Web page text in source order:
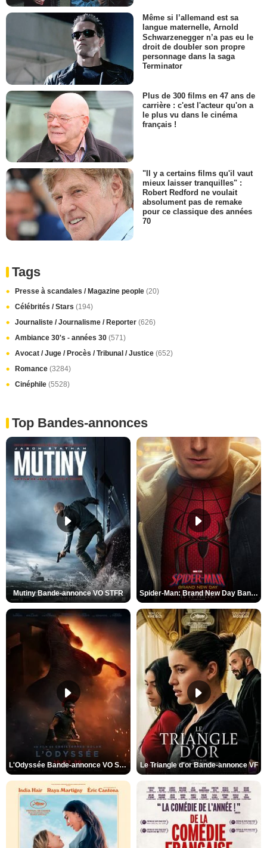
Même si l’allemand est sa
langue maternelle, Arnold
Schwarzenegger n’a pas eu le
droit de doubler son propre
personnage dans la saga
Terminator
Plus de 300 films en 47 ans de
carrière : c'est l'acteur qu'on a
le plus vu dans le cinéma
français !
"Il y a certains films qu'il vaut
mieux laisser tranquilles" :
Robert Redford ne voulait
absolument pas de remake
pour ce classique des années
70
Tags
Presse à scandales / Magazine people (20)
Célébrités / Stars (194)
Journaliste / Journalisme / Reporter (626)
Ambiance 30's - années 30 (571)
Avocat / Juge / Procès / Tribunal / Justice (652)
Romance (3284)
Cinéphile (5528)
Top Bandes-annonces
Mutiny Bande-annonce VO STFR Spider-Man: Brand New Day Bande-annonce VO STFR
L'Odyssée Bande-annonce VO STFR Le Triangle d'or Bande-annonce VF